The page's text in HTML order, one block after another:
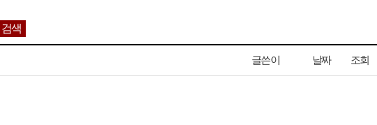
글쓴이 날짜 조회